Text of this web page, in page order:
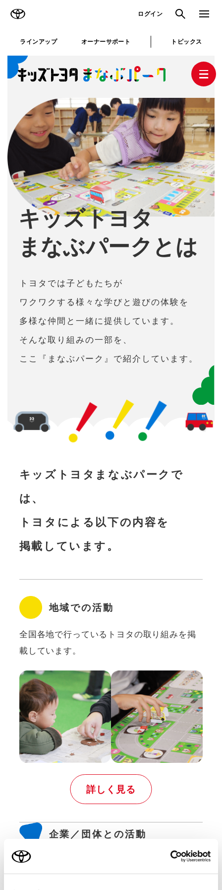
ログイン 検索 メニュ
ラインアップ オーナーサポート トピックス
キッズトヨタまなぶパークとは
活動紹介
コンテンツ紹介
お知らせ
キッズトヨタ
まなぶパークとは
トヨタでは⼦どもたちが
ワクワクする様々な学びと遊びの体験を
多様な仲間と⼀緒に提供しています。
そんな取り組みの⼀部を、
ここ『まなぶパーク』で紹介しています。
キッズトヨタまなぶパークで
は、
トヨタによる以下の内容を
掲載しています。
地域での活動
全国各地で⾏っているトヨタの取り組みを掲
載しています。
詳しく見る
企業／団体との活動
⼦ども達の成⻑を⽀援する仲間と⼀緒に⾏っ
てい